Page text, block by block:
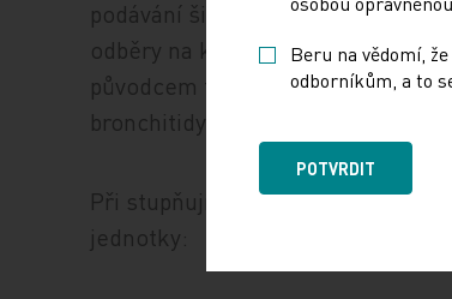
podávání širokospektrých
odběry na kultivační vyšetření
původcem těchto chorob
bronchitidy virová infekce,
Při stupňujícím se kašli při
jednotky:
Beru na vědomí,
odborníkům, a to
POTVRDIT